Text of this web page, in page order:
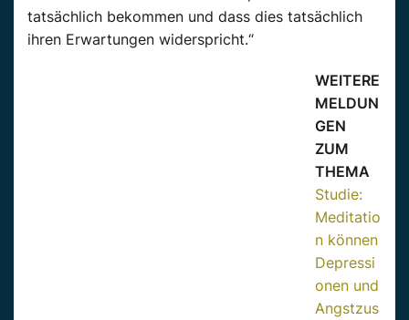
tatsächlich bekommen und dass dies tatsächlich
ihren Erwartungen widerspricht.“
WEITERE
MELDUN
GEN
ZUM
THEMA
Studie:
Meditatio
n können
Depressi
onen und
Angstzus